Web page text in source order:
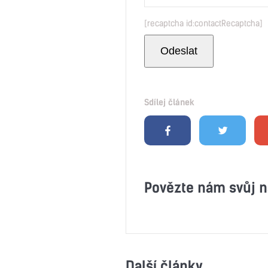
[recaptcha id:contactRecaptcha]
Sdílej článek
Povězte nám svůj